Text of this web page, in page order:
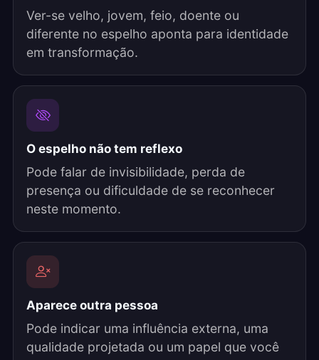
Ver-se velho, jovem, feio, doente ou
diferente no espelho aponta para identidade
em transformação.
O espelho não tem reflexo
Pode falar de invisibilidade, perda de
presença ou dificuldade de se reconhecer
neste momento.
Aparece outra pessoa
Pode indicar uma influência externa, uma
qualidade projetada ou um papel que você